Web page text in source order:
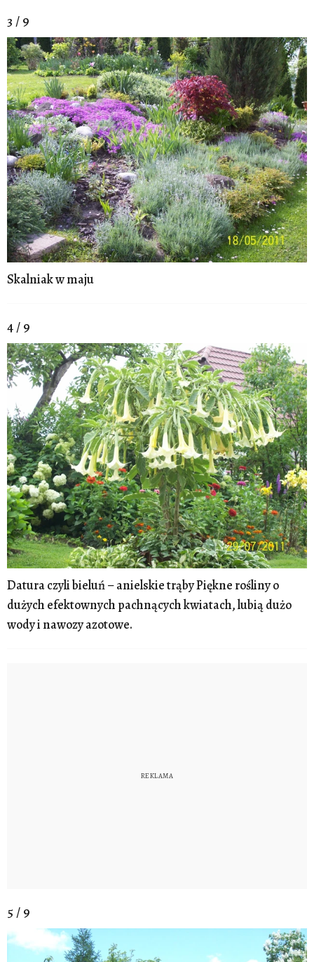
3 / 9
Skalniak w maju
4 / 9
Datura czyli bieluń – anielskie trąby Piękne rośliny o
dużych efektownych pachnących kwiatach, lubią dużo
wody i nawozy azotowe.
5 / 9